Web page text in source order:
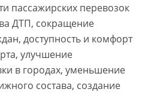
пассажирских перевозок
ДТП, сокращение
доступность и комфорт
улучшение
в городах, уменьшение
состава, создание